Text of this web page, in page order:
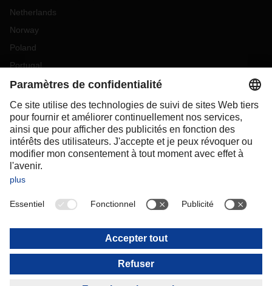
Netherlands
Norway
Poland
Portugal
Romania
Slovakia
Spain
Sweden
Switzerland(DE FR)
Turkey
OCEANIA